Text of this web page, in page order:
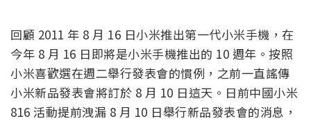
回顧 2011 年 8 月 16 日小米推出第一代小米手機，在
今年 8 月 16 日即將是小米手機推出的 10 週年。按照
小米喜歡選在週二舉行發表會的慣例，之前一直謠傳
小米新品發表會將訂於 8 月 10 日這天。日前中國小米
816 活動提前洩漏 8 月 10 日舉行新品發表會的消息，